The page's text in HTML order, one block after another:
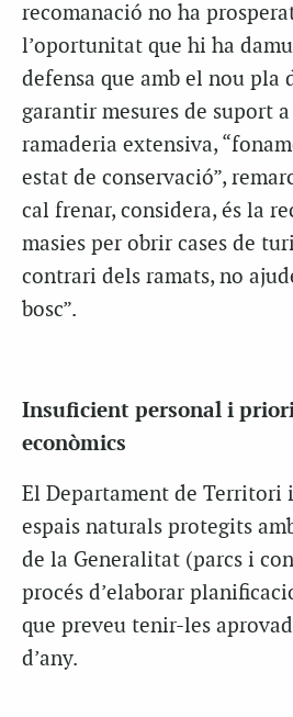
recomanació no ha
l’oportunitat que hi ha
defensa que amb el nou pla
garantir mesures de suport
ramaderia extensiva,
estat de conservació”,
cal frenar, considera, és la
masies per obrir cases de
contrari dels ramats, no
bosc”.
Insuficient personal i
econòmics
El Departament de Territori
espais naturals protegits
de la Generalitat (parcs i
procés d’elaborar
que preveu tenir-les
d’any.